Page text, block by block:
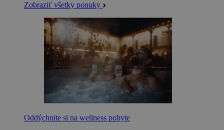
Zobraziť všetky ponuky
Oddýchnite si na wellness pobyte